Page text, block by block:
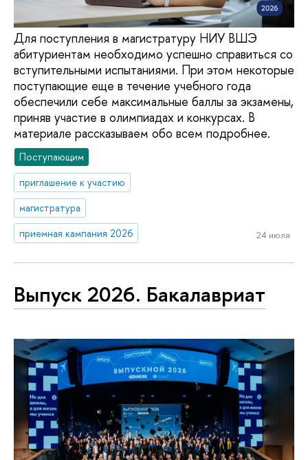
Для поступления в магистратуру НИУ ВШЭ
абитуриентам необходимо успешно справиться со
вступительными испытаниями. При этом некоторые
поступающие еще в течение учебного года
обеспечили себе максимальные баллы за экзамены,
приняв участие в олимпиадах и конкурсах. В
материале рассказываем обо всем подробнее.
Поступающим
приглашение к участию
магистратура
приемная кампания 2026
24 июля
Выпуск 2026. Бакалавриат